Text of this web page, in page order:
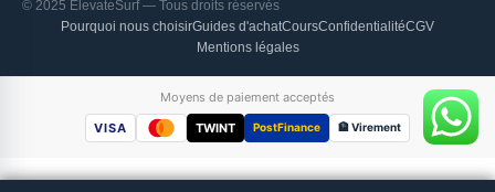
© 2025 ElevateSurf — Tous droits réservés
Pourquoi nous choisirGuides d'achatCoursConfidentialitéCGV
Mentions légales
Moyens de paiement acceptés
VISA
TWINT PostFinance 🏦 Virement